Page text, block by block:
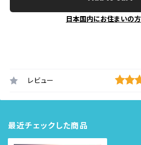
日本国内にお住まいの
レビュー
最近チェックした商品